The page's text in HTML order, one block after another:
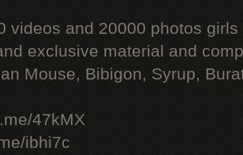
videos and 20000 photos
exclusive material and
Mouse, Bibigon, Syrup,
47kMX
ibhi7c